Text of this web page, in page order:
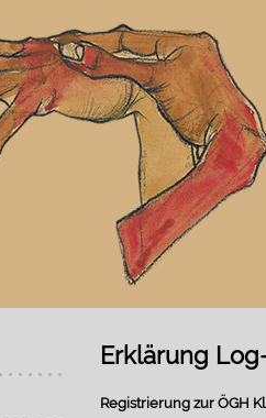
Erklärung
Registrierung zur ÖGH